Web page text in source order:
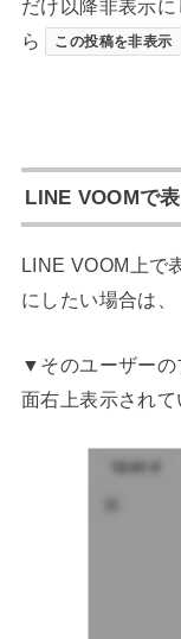
だけ以降非表示
ら
この投稿を非表示
LINE VOOMで
LINE VOOM上で
にしたい場合は、
▼そのユーザーの
面右上表示されて